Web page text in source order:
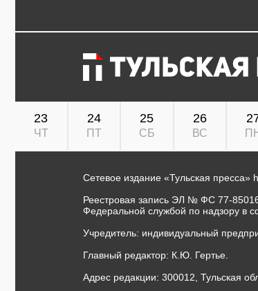
23
ЧТ
24
ПТ
25
СБ
26
ВС
Сетевое издание «Тульская пресса»
Реестровая запись ЭЛ № ФС 77-85016
Федеральной службой по надзору в
Учредитель: индивидуальный
Главный редактор: К.Ю. Гертье.
Адрес редакции: 300012, Тульская